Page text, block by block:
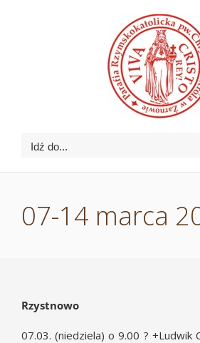
Idź do...
07-14 marca
Rzystnowo
07.03. (niedziela) o 9.00 ? +Ludwik